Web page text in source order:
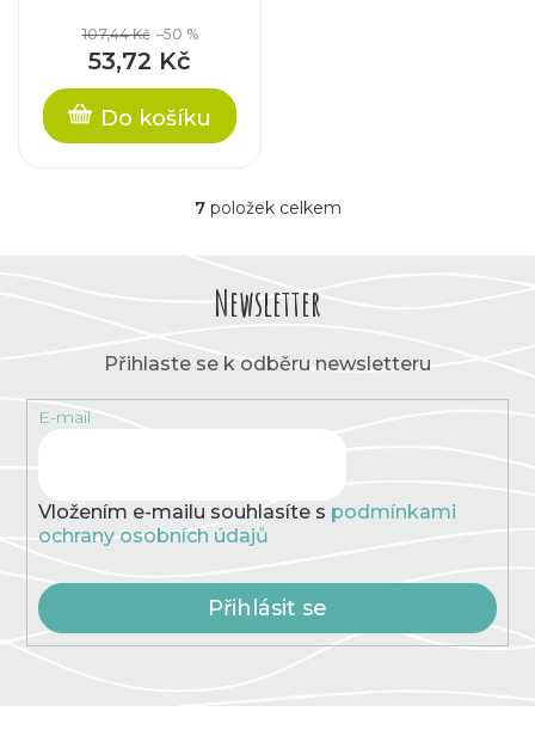
107,44 Kč –50 %
53,72 Kč
Do košíku
O
d
c
í
p
v
ý
i
s
7položek celkem
Newsletter
Přihlaste se k odběru newsletteru
E-mail
Vložením e-mailu souhlasíte s podmínkami
ochrany osobních údajů
Přihlásit se